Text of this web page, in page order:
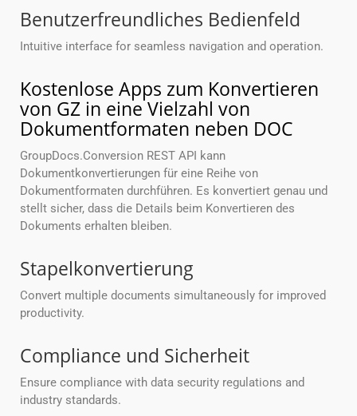
Benutzerfreundliches Bedienfeld
Intuitive interface for seamless navigation and operation.
Kostenlose Apps zum Konvertieren
von GZ in eine Vielzahl von
Dokumentformaten neben DOC
GroupDocs.Conversion REST API kann
Dokumentkonvertierungen für eine Reihe von
Dokumentformaten durchführen. Es konvertiert genau und
stellt sicher, dass die Details beim Konvertieren des
Dokuments erhalten bleiben.
Stapelkonvertierung
Convert multiple documents simultaneously for improved
productivity.
Compliance und Sicherheit
Ensure compliance with data security regulations and
industry standards.